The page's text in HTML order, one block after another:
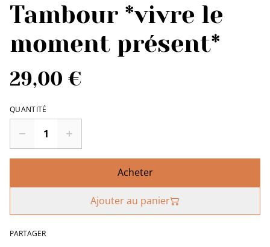
Tambour *vivre le
moment présent*
29,00 €
QUANTITÉ
Acheter
Ajouter au panier
PARTAGER